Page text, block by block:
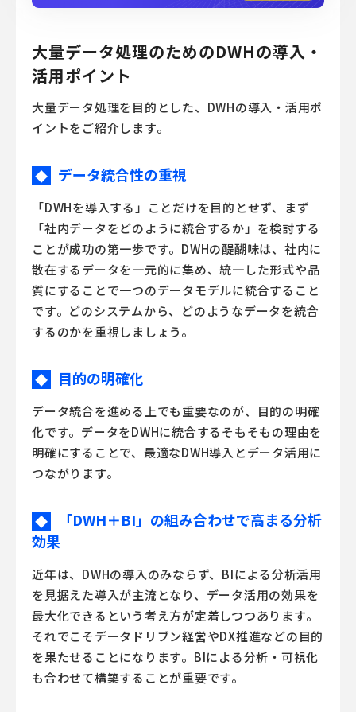
大量データ処理のためのDWHの導入・
活用ポイント
大量データ処理を目的とした、DWHの導入・活用ポ
イントをご紹介します。
◆ データ統合性の重視
「DWHを導入する」ことだけを目的とせず、まず
「社内データをどのように統合するか」を検討する
ことが成功の第一歩です。DWHの醍醐味は、社内に
散在するデータを一元的に集め、統一した形式や品
質にすることで一つのデータモデルに統合すること
です。どのシステムから、どのようなデータを統合
するのかを重視しましょう。
◆ 目的の明確化
データ統合を進める上でも重要なのが、目的の明確
化です。データをDWHに統合するそもそもの理由を
明確にすることで、最適なDWH導入とデータ活用に
つながります。
◆
「DWH＋BI」の組み合わせで高まる分析
効果
近年は、DWHの導入のみならず、BIによる分析活用
を見据えた導入が主流となり、データ活用の効果を
最大化できるという考え方が定着しつつあります。
それでこそデータドリブン経営やDX推進などの目的
を果たせることになります。BIによる分析・可視化
も合わせて構築することが重要です。